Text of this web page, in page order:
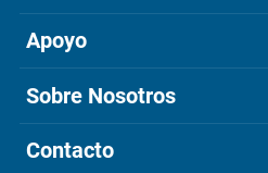
Apoyo
Sobre Nosotros
Contacto